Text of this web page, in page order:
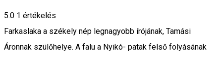
5.0 1 értékelés
Farkaslaka a székely nép legnagyobb írójának, Tamási
Áronnak szülőhelye. A falu a Nyikó- patak felső folyásának